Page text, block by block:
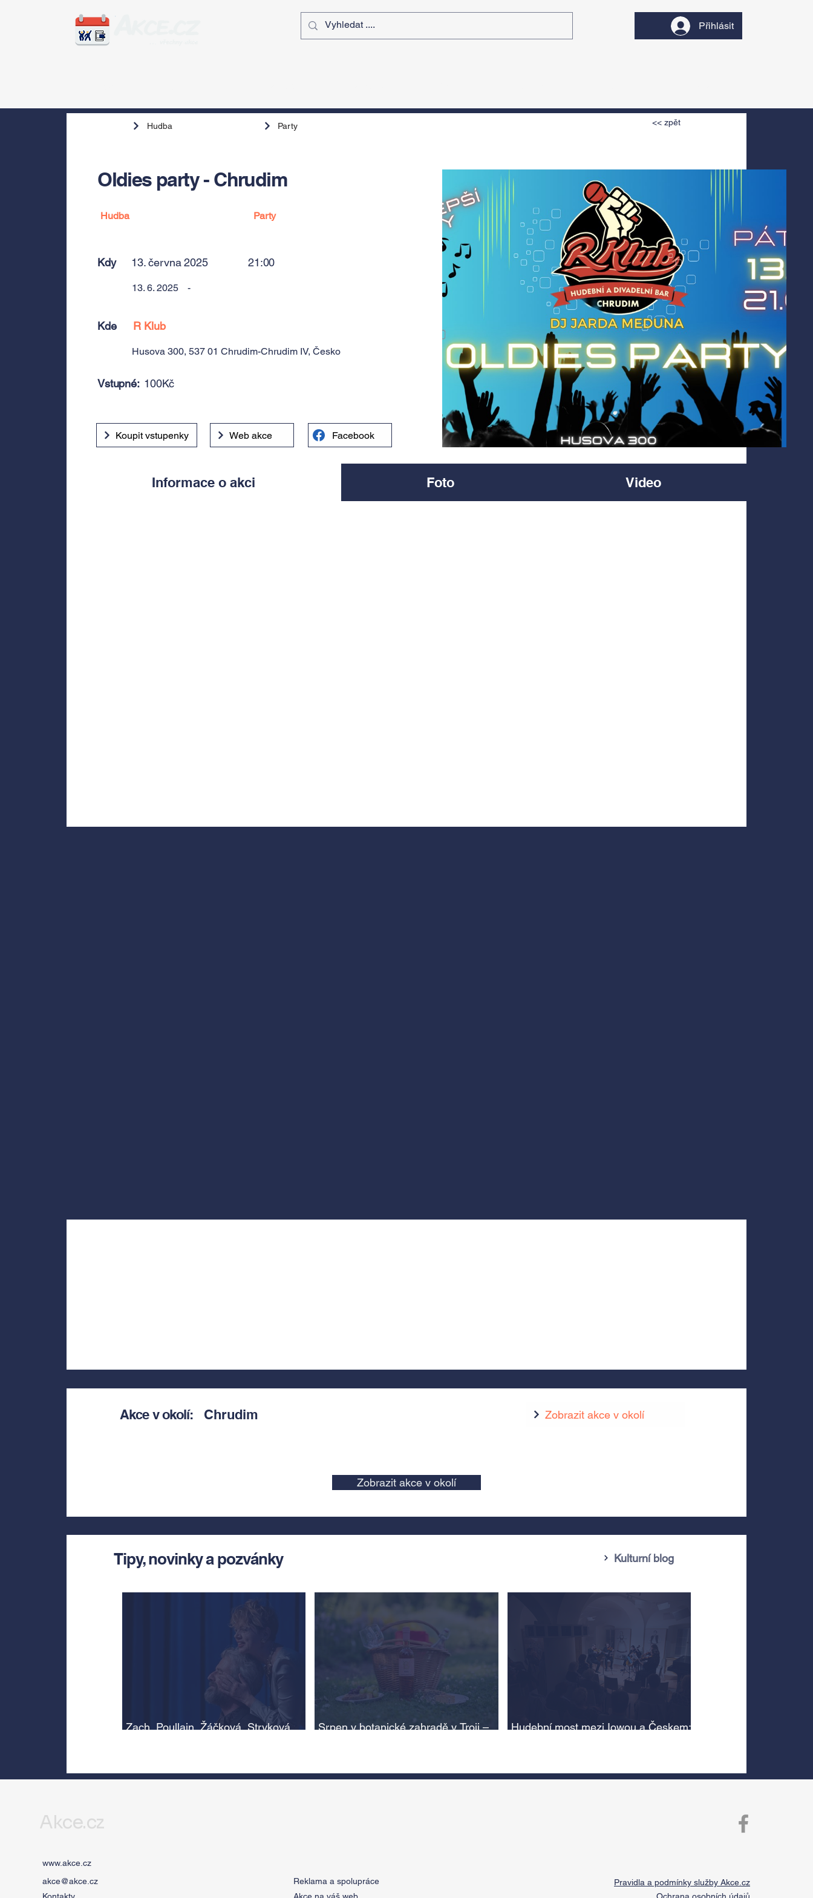
Přihlásit
Hudba Party << zpět
Oldies party - Chrudim
Hudba Party
Kdy 13. června 2025 21:00
13. 6. 2025 -
Kde R Klub
Husova 300, 537 01 Chrudim-Chrudim IV, Česko
Vstupné: 100Kč
Koupit vstupenky Web akce Facebook
Informace o akci Foto Video
Akce v okolí: Chrudim Zobrazit akce v okolí
Zobrazit akce v okolí
Tipy, novinky a pozvánky Kulturní blog
Zach, Poullain, Žáčková, Stryková,
Srpen v botanické zahradě v Troji –
Hudební most mezi Iowou a Českem:
Akce.cz
www.akce.cz
akce@akce.cz
Reklama a spolupráce
Pravidla a podmínky služby Akce.cz